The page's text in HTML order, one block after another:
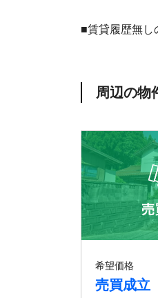
■賃貸履歴無し
周辺の物
希望価格
売買成立